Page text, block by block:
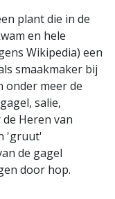
plant die in de
en hele
Wikipedia) een
smaakmaker bij
onder meer de
salie,
Heren van
'gruut'
de gagel
door hop.